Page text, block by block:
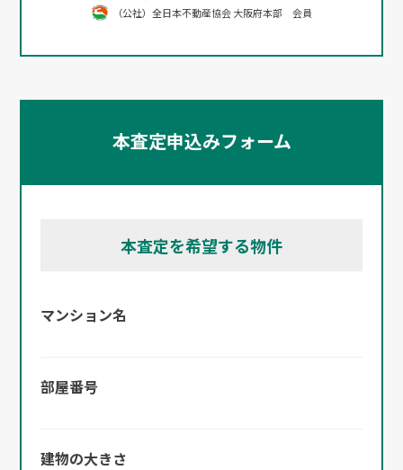
（公社）全日本不動産協会 大阪府本部 会員
本査定申込みフォーム
本査定を希望する物件
マンション名
部屋番号
建物の大きさ